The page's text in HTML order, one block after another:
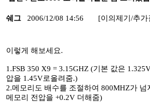
쉐그 2006/12/08 14:56 [이의제기/추가
이렇게 해보세요.
1.FSB 350 X9 = 3.15GHZ (기본 값은
압을 1.45V로올려줌.)
2.메모리도 배수를 조절하여 800MHZ가 넘
메모리 전압을 +0.2V 더해줌)